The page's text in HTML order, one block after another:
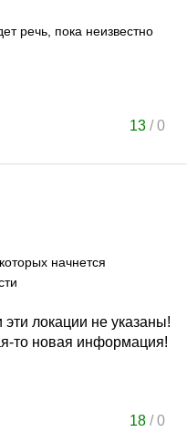
речь, пока неизвестно
13 /0
начнется
локации не указаны!
то новая информация!
18 /0